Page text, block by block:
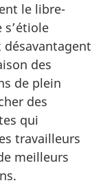
le libre-
s’étiole
des
de plein
des
qui
travailleurs
meilleurs